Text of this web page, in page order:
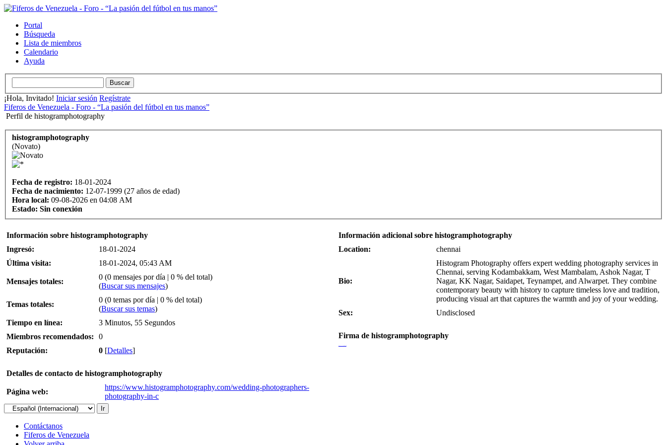
Portal
Búsqueda
Lista de miembros
Calendario
Ayuda
¡Hola, Invitado! Iniciar sesión Regístrate
Fiferos de Venezuela - Foro - “La pasión del fútbol en tus manos”
Perfil de histogramphotography
histogramphotography
(Novato)
Fecha de registro: 18-01-2024
Fecha de nacimiento: 12-07-1999 (27 años de edad)
Hora local: 09-08-2026 en 04:08 AM
Estado: Sin conexión
Información sobre histogramphotography
Ingresó:
18-01-2024
Última visita:
18-01-2024, 05:43 AM
Mensajes totales:
0 (0 mensajes por día | 0 % del total)
(Buscar sus mensajes)
Temas totales:
0 (0 temas por día | 0 % del total)
(Buscar sus temas)
Tiempo en línea:
3 Minutos, 55 Segundos
Miembros recomendados:
0
Reputación:
0 [Detalles]
Detalles de contacto de histogramphotography
Página web:
https://www.histogramphotography.com/wedding-photographers-
photography-in-c
Información adicional sobre histogramphotography
Location:
chennai
Bio:
Histogram Photography offers expert wedding photography services in
Chennai, serving Kodambakkam, West Mambalam, Ashok Nagar, T
Nagar, KK Nagar, Saidapet, Teynampet, and Alwarpet. They combine
contemporary beauty with history to capture timeless love and tradition,
producing visual art that captures the warmth and joy of your wedding.
Sex:
Undisclosed
Firma de histogramphotography
Contáctanos
Fiferos de Venezuela